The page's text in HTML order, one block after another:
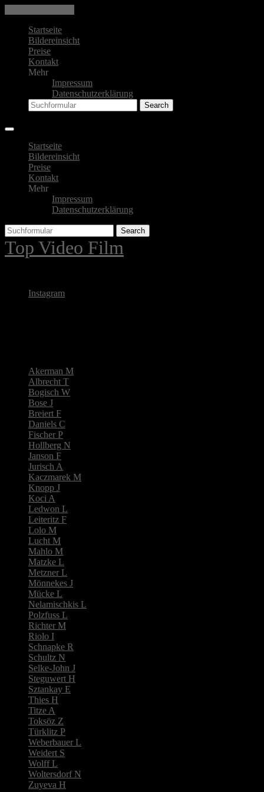
Startseite
Bildereinsicht
Preise
Kontakt
Mehr
Impressum
Datenschutzerklärung
Search
Startseite
Bildereinsicht
Preise
Kontakt
Mehr
Impressum
Datenschutzerklärung
Search
Top Video Film
Instagram
Akerman M
Albrecht T
Bogisch W
Bose J
Breiert F
Daniels C
Fischer P
Hollberg N
Janson F
Jurisch A
Kaczmarek M
Knopp J
Koci A
Ledwon L
Leiteritz F
Lolo M
Lucht M
Mahlo M
Matzke L
Metzner L
Mönnekes J
Mücke L
Nelamischkis L
Polzfuss L
Richter M
Riolo I
Schnapke R
Schultz N
Selke-John J
Steguwert H
Sztankay E
Thies H
Titze A
Toksöz Z
Türklitz P
Weberbauer L
Weidert S
Wolff L
Woltersdorf N
Zuyeva H